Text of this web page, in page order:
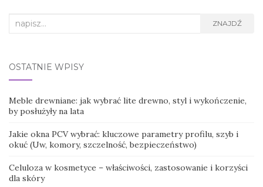
Search
ZNAJDŹ
OSTATNIE WPISY
Meble drewniane: jak wybrać lite drewno, styl i wykończenie,
by posłużyły na lata
Jakie okna PCV wybrać: kluczowe parametry profilu, szyb i
okuć (Uw, komory, szczelność, bezpieczeństwo)
Celuloza w kosmetyce – właściwości, zastosowanie i korzyści
dla skóry